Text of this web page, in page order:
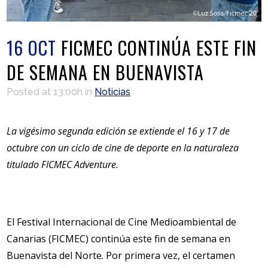
16 OCT FICMEC CONTINÚA ESTE FIN
DE SEMANA EN BUENAVISTA
Posted at 13:00h in Noticias
La vigésimo segunda edición se extiende el 16 y 17 de
octubre con un ciclo de cine de deporte en la naturaleza
titulado FICMEC Adventure.
El Festival Internacional de Cine Medioambiental de
Canarias (FICMEC) continúa este fin de semana en
Buenavista del Norte. Por primera vez, el certamen